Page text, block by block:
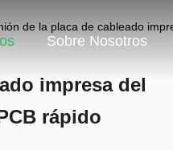
Sobre Nosotros
de la placa de cableado
impresa del
rápido